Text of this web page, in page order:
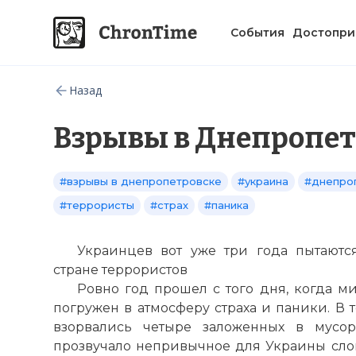
События
Назад
Взрывы в
#взрывы в днепропетровске #украина
#террористы
#страх #паника
Украинцев вот уже три года
стране террористов
Ровно год прошел с того дня, когда
погружен в атмосферу страха и паники. В
взорвались четыре заложенных в
прозвучало непривычное для Украины